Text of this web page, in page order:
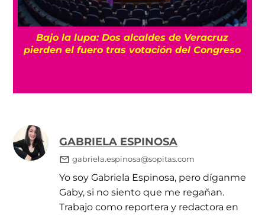
Bajo la lupa: Dos alcaldes de Veracruz
pierden el fuero tras votación del Congreso
GABRIELA ESPINOSA
gabriela.espinosa@sopitas.com
Yo soy Gabriela Espinosa, pero díganme
Gaby, si no siento que me regañan.
Trabajo como reportera y redactora en